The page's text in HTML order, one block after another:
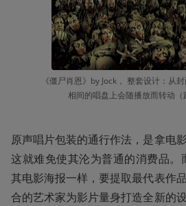
《僵尸肖恩》by Jock， 整套设计：从
相间的唱盘上会随播放而转动（
原声唱片包装的通行作法，是拿电
这就难免使其沦为普通的消费品
其电影海报一样，要提取最代表作
合的艺术家为影片量身打造全新的